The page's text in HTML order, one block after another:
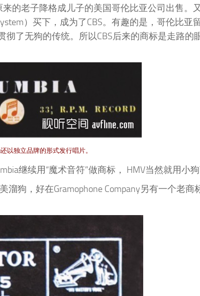
的老子降格成儿子的美国哥伦比亚公司出售。
）买下，成为了CBS。有趣的是，哥伦比亚
了无狗的传统。所以CBS后来的商标是走路的
以独立品牌的形式发行唱片。
继续用“魔术音符”做商标， HMV当然就用小狗
狗，好在Gramophone Company另有一个老商